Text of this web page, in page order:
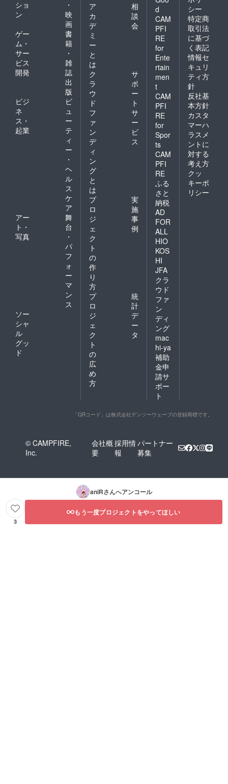
ショ
ン
・
映
画
ゲー
ム・
サー
ビス
開発
書
籍
・
雑
誌
出
版
ビジ
ネ
ス・
起業
ビ
ュ
ー
テ
ィ
ー
・
ヘ
ル
ス
ケ
ア
アー
ト・
写真
舞
台
・
パ
フ
ォ
ー
マ
ン
ス
ソー
シャ
ル
グッ
ド
ア
カ
デ
ミ
ー
と
は
相
談
会
ク
ラ
ウ
ド
フ
ァ
ン
デ
ィ
ン
グ
と
は
サ
ポ
ー
ト
サ
ー
ビ
ス
プ
ロ
ジ
ェ
ク
ト
の
作
り
方
実
施
事
例
プ
ロ
ジ
ェ
ク
ト
の
広
め
方
統
計
デ
ー
タ
d
CAM
PFI
RE
for
Ente
rtain
men
t
CAM
PFI
RE
for
Spor
ts
CAM
PFI
RE
ふる
さと
納税
AD
FOR
ALL
HIO
KOS
HI
JFA
クラ
ウド
ファ
ン
ディ
ング
mac
hi-ya
補助
金申
請サ
ポー
ト
シー
特定商
取引法
に基づ
く表記
情報セ
キュリ
ティ方
針
反社基
本方針
カスタ
マーハ
ラスメ
ントに
対する
考え方
クッ
キーポ
リシー
「QRコード」は株式会社デンソーウェーブの登録商標です。
© CAMPFIRE,
Inc.
会社概
要
採用情
報
パートナー
募集
aniRさんへアンコール
3
もう一度プロジェクトをやってほしい